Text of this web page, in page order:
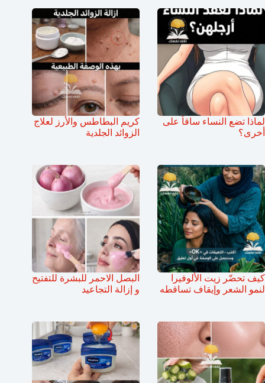
لماذا تضع النساء ساقاً على
أخرى؟
كريم البطاطس والأرز لعلاج
الزوائد الجلدية
كيف تحضّر زيت الألوفيرا
لنمو الشعر وإيقاف تساقطه
البصل الاحمر للبشرة للتفتيح
و إزالة التجاعيد